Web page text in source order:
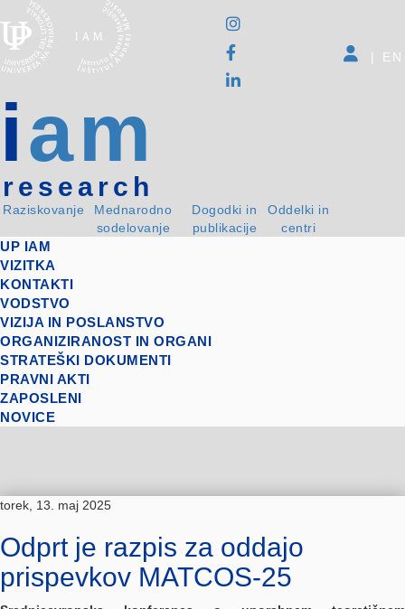
iam
research
Raziskovanje
Mednarodno
sodelovanje
Dogodki in
publikacije
Oddelki in
centri
| EN
UP IAM
VIZITKA
KONTAKTI
VODSTVO
VIZIJA IN POSLANSTVO
ORGANIZIRANOST IN ORGANI
STRATEŠKI DOKUMENTI
PRAVNI AKTI
ZAPOSLENI
NOVICE
torek, 13. maj 2025
Odprt je razpis za oddajo
prispevkov MATCOS-25